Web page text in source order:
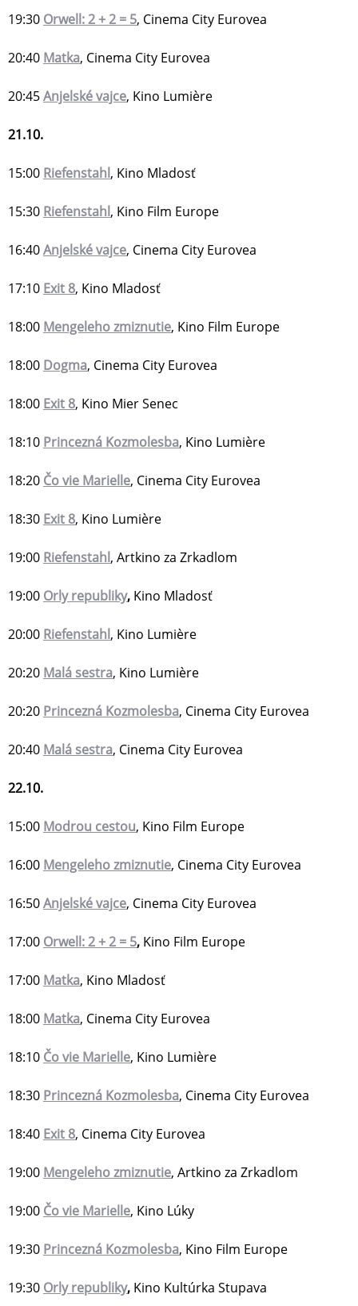
19:30 Orwell: 2 + 2 = 5, Cinema City Eurovea
20:40 Matka, Cinema City Eurovea
20:45Anjelské vajce, Kino Lumière
21.10.
15:00 Riefenstahl, Kino Mladosť
15:30 Riefenstahl, Kino Film Europe
16:40Anjelské vajce, Cinema City Eurovea
17:10 Exit 8, Kino Mladosť
18:00 Mengeleho zmiznutie, Kino Film Europe
18:00 Dogma, Cinema City Eurovea
18:00 Exit 8, Kino Mier Senec
18:10 Princezná Kozmolesba, Kino Lumière
18:20 Čo vie Marielle, Cinema City Eurovea
18:30 Exit 8, Kino Lumière
19:00 Riefenstahl, Artkino za Zrkadlom
19:00 Orly republiky, Kino Mladosť
20:00 Riefenstahl, Kino Lumière
20:20 Malá sestra, Kino Lumière
20:20 Princezná Kozmolesba, Cinema City Eurovea
20:40 Malá sestra, Cinema City Eurovea
22.10.
15:00 Modrou cestou, Kino Film Europe
16:00 Mengeleho zmiznutie, Cinema City Eurovea
16:50Anjelské vajce, Cinema City Eurovea
17:00 Orwell: 2 + 2 = 5, Kino Film Europe
17:00 Matka, Kino Mladosť
18:00 Matka, Cinema City Eurovea
18:10 Čo vie Marielle, Kino Lumière
18:30 Princezná Kozmolesba, Cinema City Eurovea
18:40 Exit 8, Cinema City Eurovea
19:00 Mengeleho zmiznutie, Artkino za Zrkadlom
19:00 Čo vie Marielle, Kino Lúky
19:30 Princezná Kozmolesba, Kino Film Europe
19:30 Orly republiky, Kino Kultúrka Stupava